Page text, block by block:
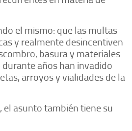
el mismo: que las multas
y realmente desincentiven
basura y materiales
años han invadido
arroyos y vialidades de la
el asunto también tiene su